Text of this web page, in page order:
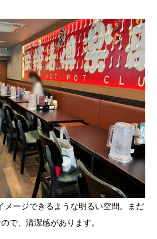
メージできるような明るい空間。まだ
で、清潔感があります。